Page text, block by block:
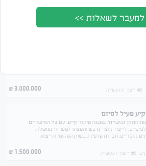
ייצור ותעשייה 3,000,000
₪
פעיל למיזם
מתקן תעשייתי במבנה מיועד קיים, עם כל האישורים
לייצור מוצר נרכש והפצתו למשרדי ממשלה,
מוסדיים, חברות פרטיות בשוק המקומי והייצוא.
ייצור ותעשייה 1,500,000
₪
למעבר לשאלות >>